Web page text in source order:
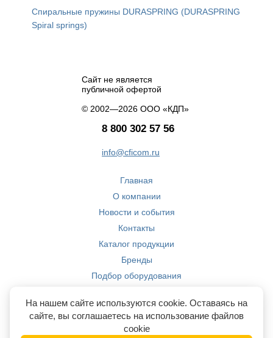
Спиральные пружины DURASPRING (DURASPRING
Spiral springs)
Сайт не является
публичной офертой
© 2002—2026 ООО «КДП»
8 800 302 57 56
info@cficom.ru
Главная
О компании
Новости и события
Контакты
Каталог продукции
Бренды
Подбор оборудования
Компетенции
На нашем сайте используются cookie. Оставаясь на
сайте, вы соглашаетесь на использование файлов
cookie